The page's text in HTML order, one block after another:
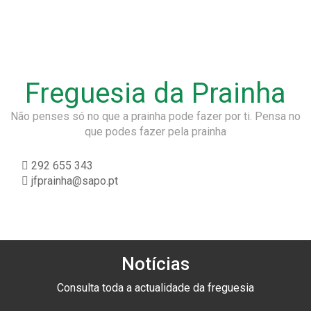
Freguesia da Prainha
Não penses só no que a prainha pode fazer por ti. Pensa no
que podes fazer pela prainha
292 655 343
jfprainha@sapo.pt
Notícias
Consulta toda a actualidade da freguesia